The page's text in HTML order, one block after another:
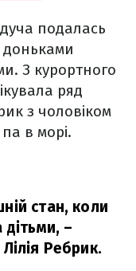
подалась
доньками
З курортного
ряд
з чоловіком
в морі.
стан, коли
–
Ребрик.